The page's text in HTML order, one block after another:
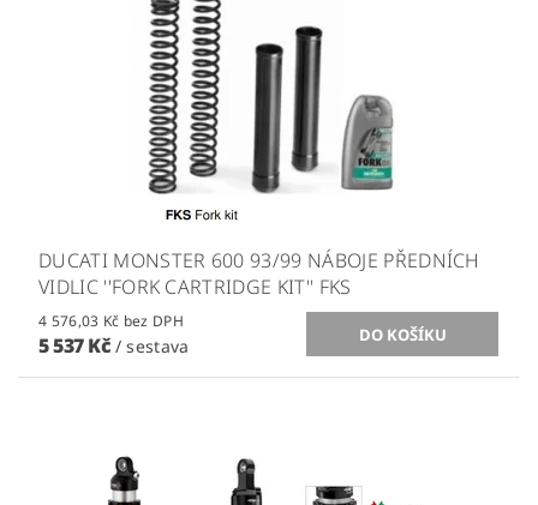
DUCATI MONSTER 600 93/99 NÁBOJE PŘEDNÍCH
VIDLIC ''FORK CARTRIDGE KIT'' FKS
4 576,03 Kč bez DPH
5 537 Kč / sestava